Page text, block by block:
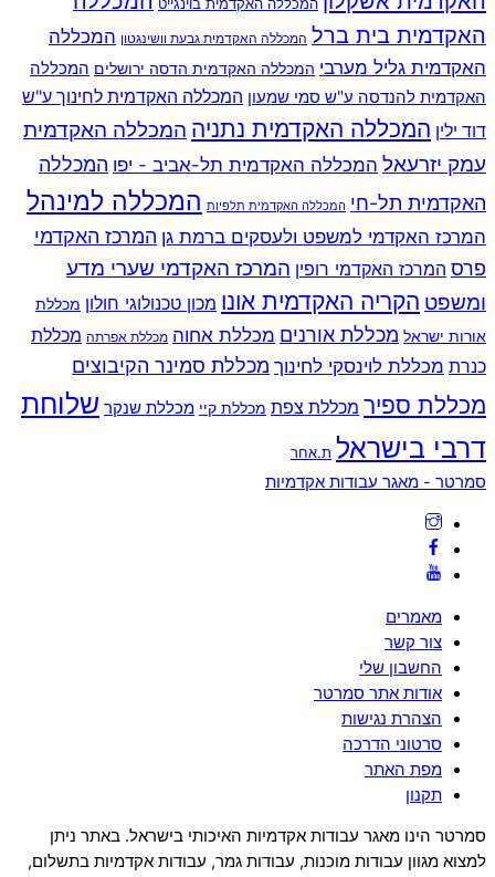
המכללה האקדמית בוינגייט
האקדמית בית ברל המכללה האקדמית גבעת וושינגטון המכללה
האקדמית גליל מערבי המכללה האקדמית הדסה ירושלים המכללה
האקדמית להנדסה ע"ש סמי שמעון המכללה האקדמית לחינוך ע"ש
דוד ילין המכללה האקדמית נתניה המכללה האקדמית
עמק יזרעאל המכללה האקדמית תל-אביב - יפו המכללה
האקדמית תל-חי המכללה האקדמית תלפיות המכללה למינהל
המרכז האקדמי למשפט ולעסקים ברמת גן המרכז האקדמי
פרס המרכז האקדמי רופין המרכז האקדמי שערי מדע
ומשפט הקריה האקדמית אונו מכון טכנולוגי חולון מכללת
אורות ישראל מכללת אורנים מכללת אחוה מכללת אפרתה מכללת
כנרת מכללת לוינסקי לחינוך מכללת סמינר הקיבוצים
מכללת ספיר מכללת צפת מכללת קיי מכללת שנקר שלוחת
דרבי בישראל ת.אחר
Back
Top
סמרטר - מאגר עבודות אקדמיות
מאמרים
צור קשר
החשבון שלי
אודות אתר סמרטר
הצהרת נגישות
סרטוני הדרכה
מפת האתר
תקנון
סמרטר הינו מאגר עבודות אקדמיות האיכותי בישראל. באתר ניתן
למצוא מגוון עבודות מוכנות, עבודות גמר, עבודות אקדמיות בתשלום,